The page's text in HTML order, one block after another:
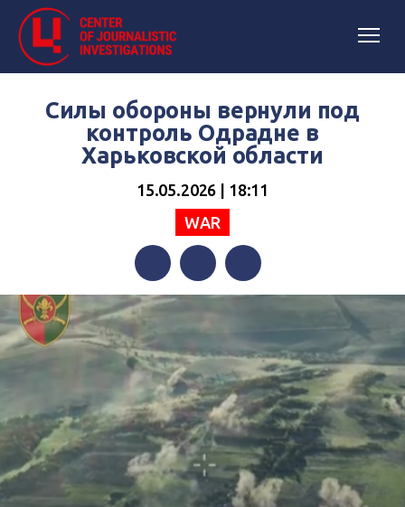
Силы обороны вернули под
контроль Одрадне в
Харьковской области
15.05.2026 | 18:11
WAR
FacebookTwitterTelegram